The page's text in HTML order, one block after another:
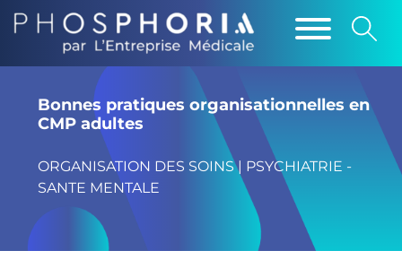
Bonnes pratiques organisationnelles en
CMP adultes
ORGANISATION DES SOINS | PSYCHIATRIE -
SANTE MENTALE